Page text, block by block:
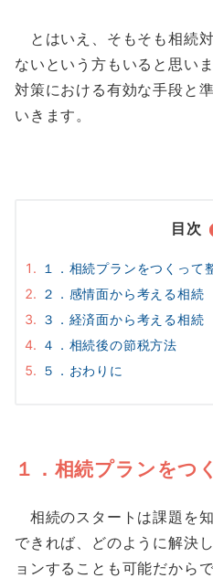
とはいえ、そもそも相続
ないという方もいると思い
対策における有効な手段と
いきます。
目次
１．相続プランをつくって
２．感情面から考える相続
３．経済面から考える相続
４．相続後の節税方法
５．おわりに
１．相続プランをつ
相続のスタートは課題を
できれば、どのように解決
ョンすることも可能だから